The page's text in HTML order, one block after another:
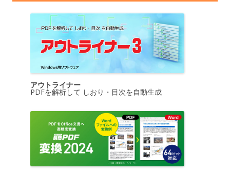
アウトライナー
PDFを解析して しおり・目次を自動生成